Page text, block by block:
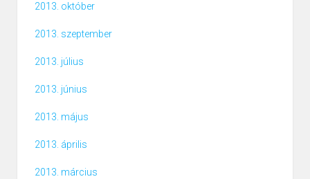
2013. október
2013. szeptember
2013. július
2013. június
2013. május
2013. április
2013. március